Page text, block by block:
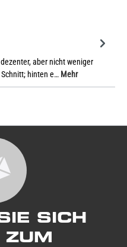
aber nicht weniger
hinten e… Mehr
SICH
ZUM